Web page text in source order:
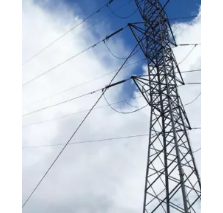
La Palma fuesen en otro territorio, ya se
hubiese actuado de otra forma”